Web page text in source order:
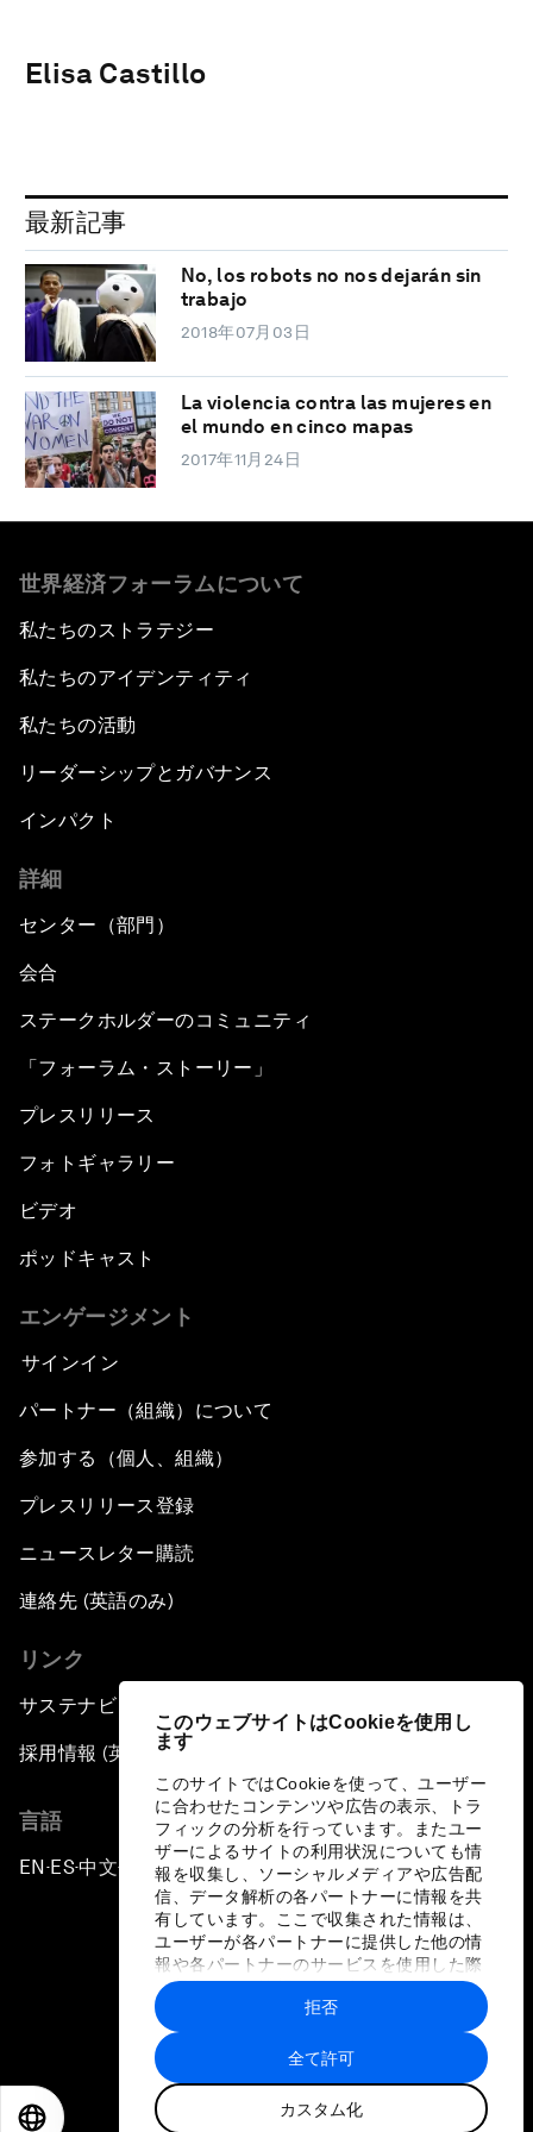
このウェブサイトはCookieを使用し
ます
このサイトではCookieを使って、ユーザー
に合わせたコンテンツや広告の表示、トラ
フィックの分析を行っています。またユー
ザーによるサイトの利用状況についても情
報を収集し、ソーシャルメディアや広告配
信、データ解析の各パートナーに情報を共
有しています。ここで収集された情報は、
ユーザーが各パートナーに提供した他の情
報や各パートナーのサービスを使用した際
に収集された情報と組み合わされ、各パー
トナーによって使用されることがありま
す。
全て許可
カスタム化
拒否
Elisa Castillo
最新記事
No, los robots no nos dejarán sin
trabajo
2018年07月03日
La violencia contra las mujeres en
el mundo en cinco mapas
2017年11月24日
世界経済フォーラムについて
私たちのストラテジー
私たちのアイデンティティ
私たちの活動
リーダーシップとガバナンス
インパクト
詳細
センター（部門）
会合
ステークホルダーのコミュニティ
「フォーラム・ストーリー」
プレスリリース
フォトギャラリー
ビデオ
ポッドキャスト
エンゲージメント
サインイン
パートナー（組織）について
参加する（個人、組織）
プレスリリース登録
ニュースレター購読
連絡先 (英語のみ)
リンク
サステナビリティへの取り組み
採用情報 (英語のみ)
言語
EN ▪ES▪中文▪ 日本語
プライバシーポリシーと利用規約
サイトマップ
©
世界経済フォーラム